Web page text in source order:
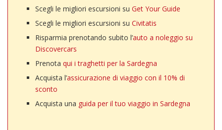
Scegli le migliori escursioni su Get Your Guide
Scegli le migliori escursioni su Civitatis
Risparmia prenotando subito l’auto a noleggio su
Discovercars
Prenota qui i traghetti per la Sardegna
Acquista l’assicurazione di viaggio con il 10% di
sconto
Acquista una guida per il tuo viaggio in Sardegna